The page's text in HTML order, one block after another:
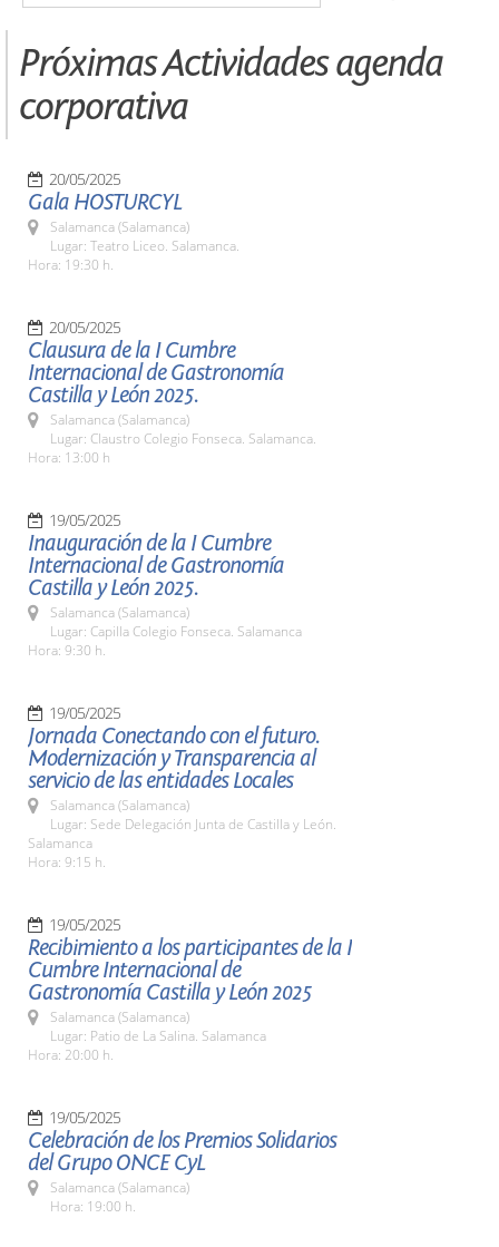
Próximas Actividades agenda
corporativa
20/05/2025
Gala HOSTURCYL
Salamanca (Salamanca)
Lugar: Teatro Liceo. Salamanca.
Hora: 19:30 h.
20/05/2025
Clausura de la I Cumbre
Internacional de Gastronomía
Castilla y León 2025.
Salamanca (Salamanca)
Lugar: Claustro Colegio Fonseca. Salamanca.
Hora: 13:00 h
19/05/2025
Inauguración de la I Cumbre
Internacional de Gastronomía
Castilla y León 2025.
Salamanca (Salamanca)
Lugar: Capilla Colegio Fonseca. Salamanca
Hora: 9:30 h.
19/05/2025
Jornada Conectando con el futuro.
Modernización y Transparencia al
servicio de las entidades Locales
Salamanca (Salamanca)
Lugar: Sede Delegación Junta de Castilla y León.
Salamanca
Hora: 9:15 h.
19/05/2025
Recibimiento a los participantes de la I
Cumbre Internacional de
Gastronomía Castilla y León 2025
Salamanca (Salamanca)
Lugar: Patio de La Salina. Salamanca
Hora: 20:00 h.
19/05/2025
Celebración de los Premios Solidarios
del Grupo ONCE CyL
Salamanca (Salamanca)
Hora: 19:00 h.